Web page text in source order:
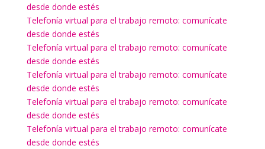
desde donde estés
Telefonía virtual para el trabajo remoto: comunícate
desde donde estés
Telefonía virtual para el trabajo remoto: comunícate
desde donde estés
Telefonía virtual para el trabajo remoto: comunícate
desde donde estés
Telefonía virtual para el trabajo remoto: comunícate
desde donde estés
Telefonía virtual para el trabajo remoto: comunícate
desde donde estés